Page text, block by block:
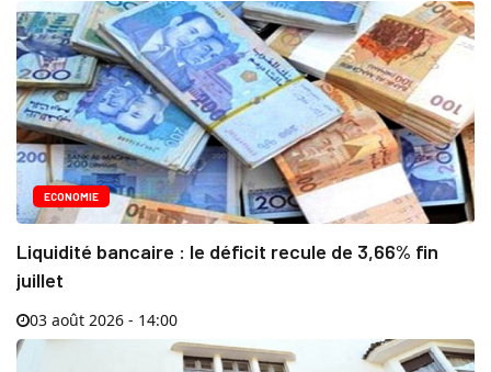
ECONOMIE
Liquidité bancaire : le déficit recule de 3,66% fin
juillet
03 août 2026 - 14:00